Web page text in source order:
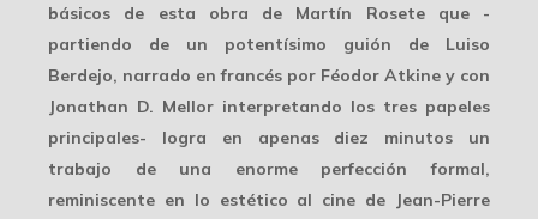
básicos de esta obra de Martín Rosete que -
partiendo de un potentísimo guión de Luiso
Berdejo, narrado en francés por Féodor Atkine y con
Jonathan D. Mellor interpretando los tres papeles
principales- logra en apenas diez minutos un
trabajo de una enorme perfección formal,
reminiscente en lo estético al cine de Jean-Pierre